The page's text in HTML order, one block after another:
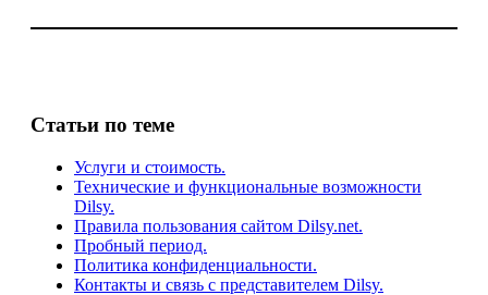
Статьи по теме
Услуги и стоимость.
Технические и функциональные возможности
Dilsy.
Правила пользования сайтом Dilsy.net.
Пробный период.
Политика конфиденциальности.
Контакты и связь с представителем Dilsy.